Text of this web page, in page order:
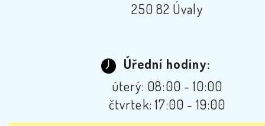
250 82 Úvaly
Úřední hodiny:
úterý: 08:00 - 10:00
čtvrtek: 17:00 - 19:00